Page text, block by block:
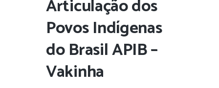
Articulação dos
Povos Indígenas
do Brasil APIB –
Vakinha